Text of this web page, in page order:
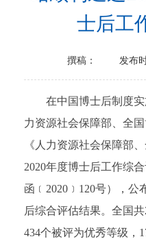
士后工
撰稿： 发布
在中国博士后制度实
力资源社会保障部、全
《人力资源社会保障部
2020年度博士后工作综
函﹝2020﹞120号），公
后综合评估结果。全国
434个被评为优秀等级，